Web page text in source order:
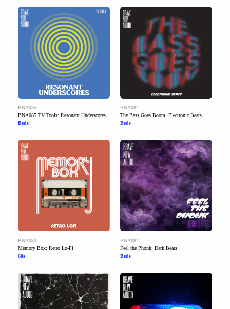
BNA085
BNA085 TV Tools: Resonant Underscores
Beds
BNA084
The Bass Goes Boom: Electronic Beats
Beds
BNA083
Memory Box: Retro Lo-Fi
60s
BNA082
Feel the Phonk: Dark Beats
Beds